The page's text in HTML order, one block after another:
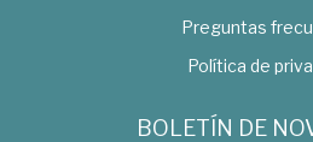
Preguntas
Política de
BOLETÍN DE